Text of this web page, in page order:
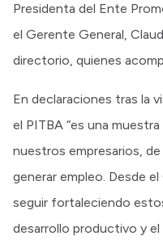
Presidenta del Ente
el Gerente General,
directorio, quienes
En declaraciones tras la
el PITBA “es una
nuestros empresarios,
generar empleo. Desde
seguir fortaleciendo
desarrollo productivo y el